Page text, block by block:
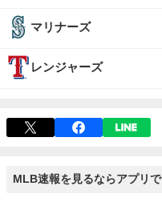
マリナーズ
レンジャーズ
MLB速報を見るならアプリで